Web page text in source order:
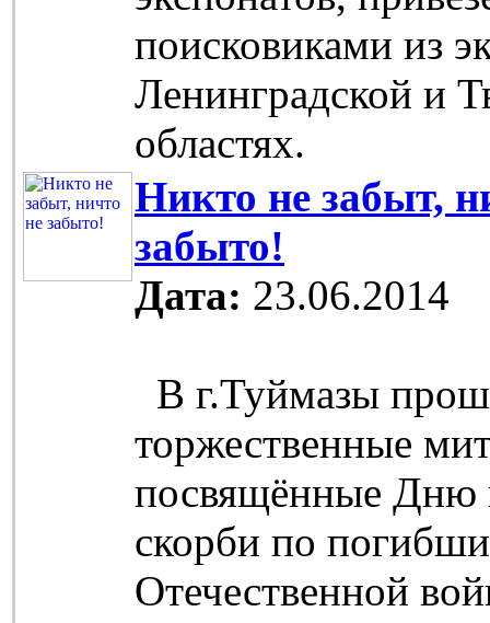
поисковиками из
Ленинградской и
областях.
Никто не забыт,
забыто!
Дата: 23.06.2014
В г.Туймазы
торжественные
посвящённые Дню
скорби по
Отечественной